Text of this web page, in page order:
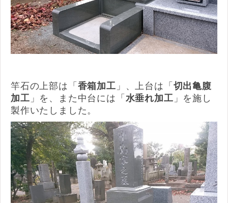
竿石の上部は「 香箱加工 」、上台は「 切出亀腹
加工 」を、また中台には「 水垂れ加工 」を施し
製作いたしました。